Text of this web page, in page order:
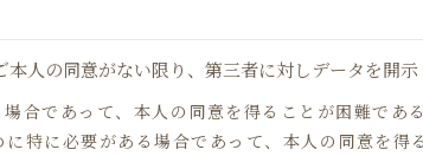
人の同意がない限り、第三者に対しデータを開示
合であって、本人の同意を得ることが困難であ
特に必要がある場合であって、本人の同意を得